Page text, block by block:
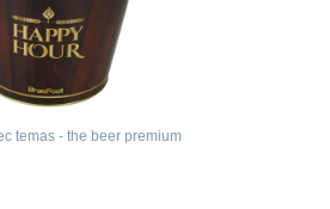
temas - the beer premium